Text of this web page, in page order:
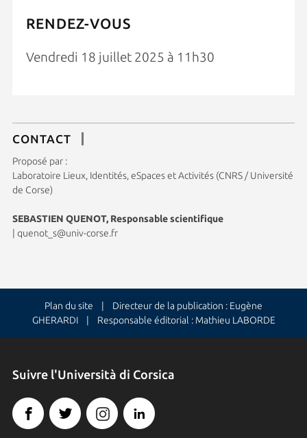
RENDEZ-VOUS
Vendredi 18 juillet 2025 à 11h30
CONTACT
Proposé par :
Laboratoire Lieux, Identités, eSpaces et Activités (CNRS / Université
de Corse)
SEBASTIEN QUENOT, Responsable scientifique
quenot_s@univ-corse.fr
Plan du site | Directeur de la publication : Eugène
GHERARDI | Responsable éditorial : Mathieu LABORDE
Suivre l'Università di Corsica